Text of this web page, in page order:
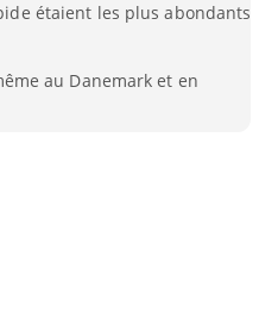
étaient les plus abondants
au Danemark et en